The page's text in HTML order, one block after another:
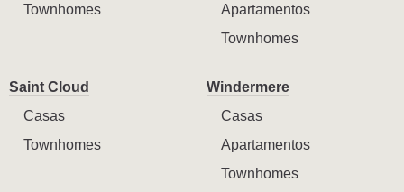
Townhomes
Apartamentos
Townhomes
Saint Cloud
Casas
Townhomes
Windermere
Casas
Apartamentos
Townhomes